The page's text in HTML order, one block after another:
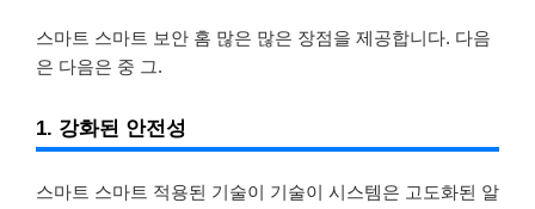
스마트 스마트 보안 홈 많은 많은 장점을 제공합니다. 다음
은 다음은 중 그.
1. 강화된 안전성
스마트 스마트 적용된 기술이 기술이 시스템은 고도화된 알